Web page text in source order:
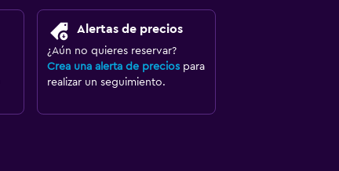
Alertas de precios
¿Aún no quieres reservar?
Crea una alerta de preciospara
realizar un seguimiento.